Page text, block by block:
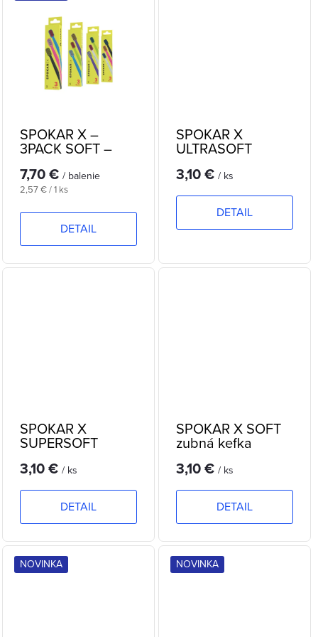
SPOKAR X –
3PACK SOFT –
kefiek
7,70 € / balenie
Jednotková
2,57 € / 1 ks
DETAIL
SPOKAR X
ULTRASOFT
3,10 € / ks
DETAIL
SPOKAR X
SUPERSOFT
3,10 € / ks
DETAIL
SPOKAR X SOFT
zubná kefka
3,10 € / ks
DETAIL
NOVINKA NOVINKA